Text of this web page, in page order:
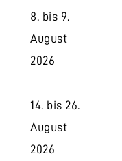
8. bis 9.
August
2026
14. bis 26.
August
2026